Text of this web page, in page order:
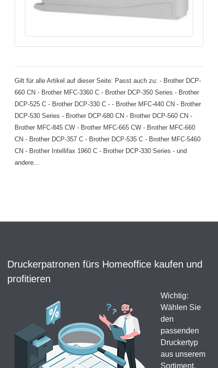
Gilt für alle Artikel auf dieser Seite: Passt auch zu: - Brother DCP-
660 CN - Brother MFC-3360 C - Brother DCP-350 Series - Brother
DCP-525 C - Brother DCP-330 C - - Brother MFC-440 CN - Brother
DCP-530 Series - Brother DCP-680 CN - Brother DCP-560 CN -
Brother MFC-845 CW - Brother MFC-665 CW - Brother MFC-660
CN - Brother DCP-357 C - Brother DCP-535 C - Brother MFC-5460
CN - Brother Intellifax 1960 C - Brother DCP-330 Series - und
andere...
Druckerpatronen fürs Homeoffice kaufen und
profitieren
Wichtig:
Wählen Sie
den
passenden
Druckertyp
aus unserem
Sortiment,